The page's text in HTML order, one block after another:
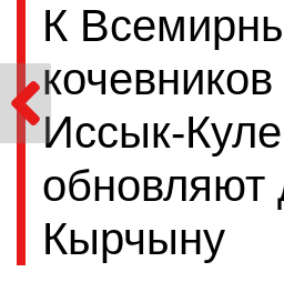
К
Иссык-Куле
обновляют
Кырчыну